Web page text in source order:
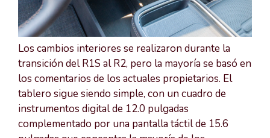
Los cambios interiores se realizaron durante la
transición del R1S al R2, pero la mayoría se basó en
los comentarios de los actuales propietarios. El
tablero sigue siendo simple, con un cuadro de
instrumentos digital de 12.0 pulgadas
complementado por una pantalla táctil de 15.6